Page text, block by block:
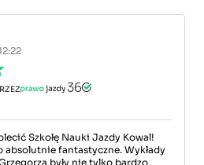
Szkołę Nauki Jazdy Kowal!
absolutnie fantastyczne. Wykłady
były nie tylko bardzo